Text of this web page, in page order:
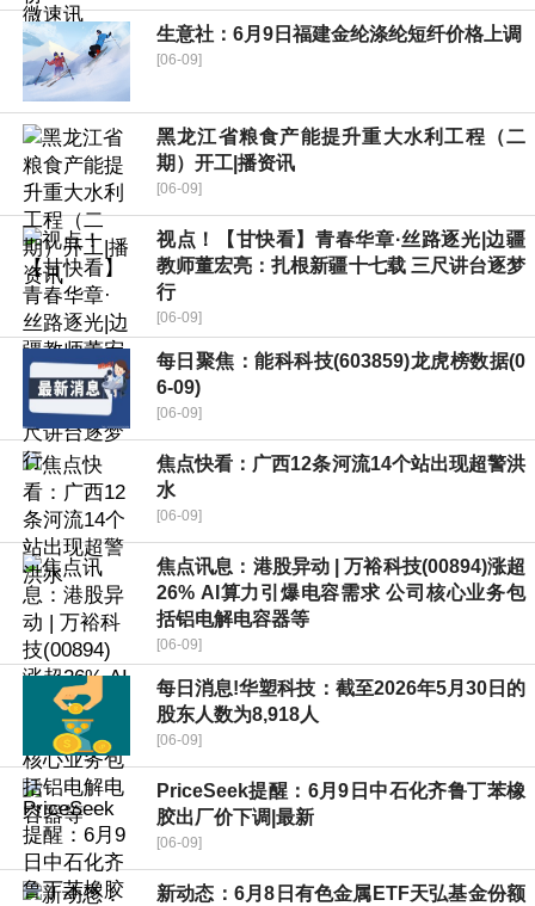
生意社：6月9日福建金纶涤纶短纤价格上调
[06-09]
黑龙江省粮食产能提升重大水利工程（二
期）开工|播资讯
[06-09]
视点！【甘快看】青春华章·丝路逐光|边疆
教师董宏亮：扎根新疆十七载 三尺讲台逐梦
行
[06-09]
每日聚焦：能科科技(603859)龙虎榜数据(0
6-09)
[06-09]
焦点快看：广西12条河流14个站出现超警洪
水
[06-09]
焦点讯息：港股异动 | 万裕科技(00894)涨超
26% AI算力引爆电容需求 公司核心业务包
括铝电解电容器等
[06-09]
每日消息!华塑科技：截至2026年5月30日的
股东人数为8,918人
[06-09]
PriceSeek提醒：6月9日中石化齐鲁丁苯橡
胶出厂价下调|最新
[06-09]
新动态：6月8日有色金属ETF天弘基金份额